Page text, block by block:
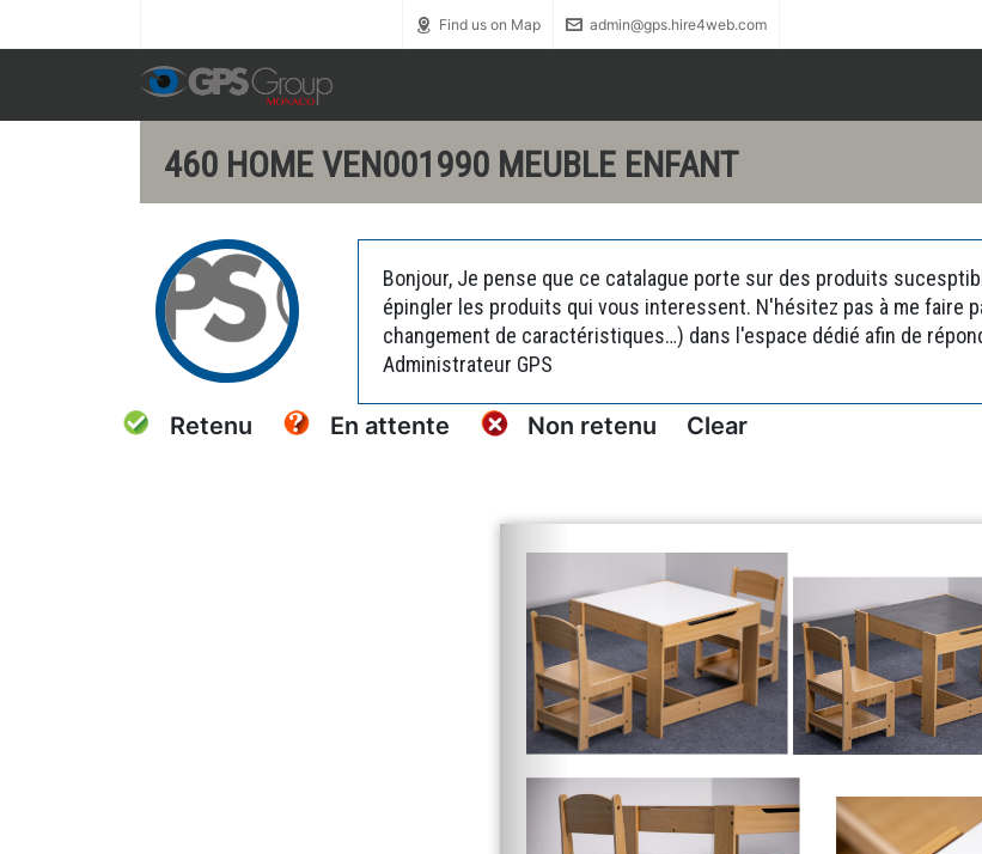
Find us on Map admin@gps.hire4web.com
460 HOME VEN001990 MEUBLE ENFANT
Retenu En attente Non retenu Clear
Bonjour, Je pense que ce catalague porte sur des produits
épingler les produits qui vous interessent. N'hésitez pas à me faire
changement de caractéristiques…) dans l'espace dédié afin de
Administrateur GPS